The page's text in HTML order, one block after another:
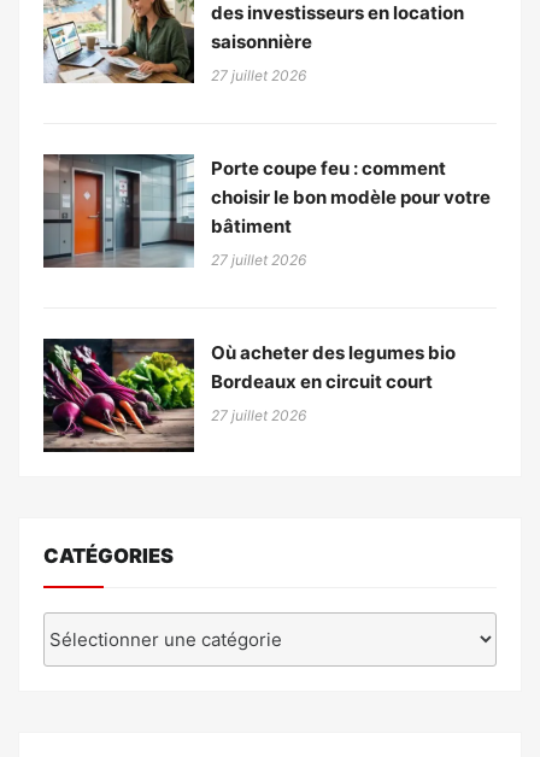
des investisseurs en location
saisonnière
27 juillet 2026
Porte coupe feu : comment
choisir le bon modèle pour votre
bâtiment
27 juillet 2026
Où acheter des legumes bio
Bordeaux en circuit court
27 juillet 2026
CATÉGORIES